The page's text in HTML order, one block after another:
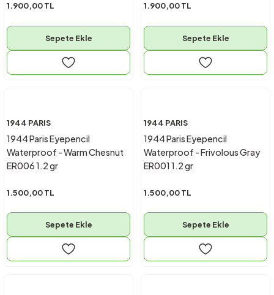
1.900,00 TL
Sepete Ekle
1.900,00 TL
Sepete Ekle
1944 PARIS
1944 Paris Eyepencil
Waterproof - Warm Chesnut
ER006 1.2 gr
1.500,00 TL
Sepete Ekle
1944 PARIS
1944 Paris Eyepencil
Waterproof - Frivolous Gray
ER001 1.2 gr
1.500,00 TL
Sepete Ekle